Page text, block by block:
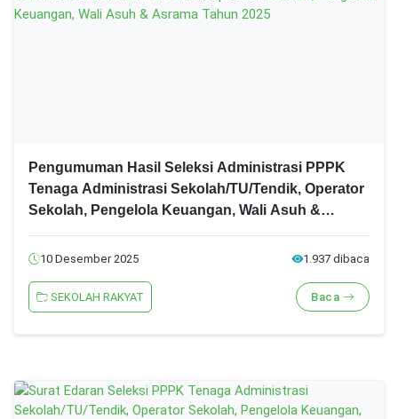
Pengumuman Hasil Seleksi Administrasi PPPK
Tenaga Administrasi Sekolah/TU/Tendik, Operator
Sekolah, Pengelola Keuangan, Wali Asuh &
10 Desember 2025 1.937 dibaca
SEKOLAH RAKYAT Baca